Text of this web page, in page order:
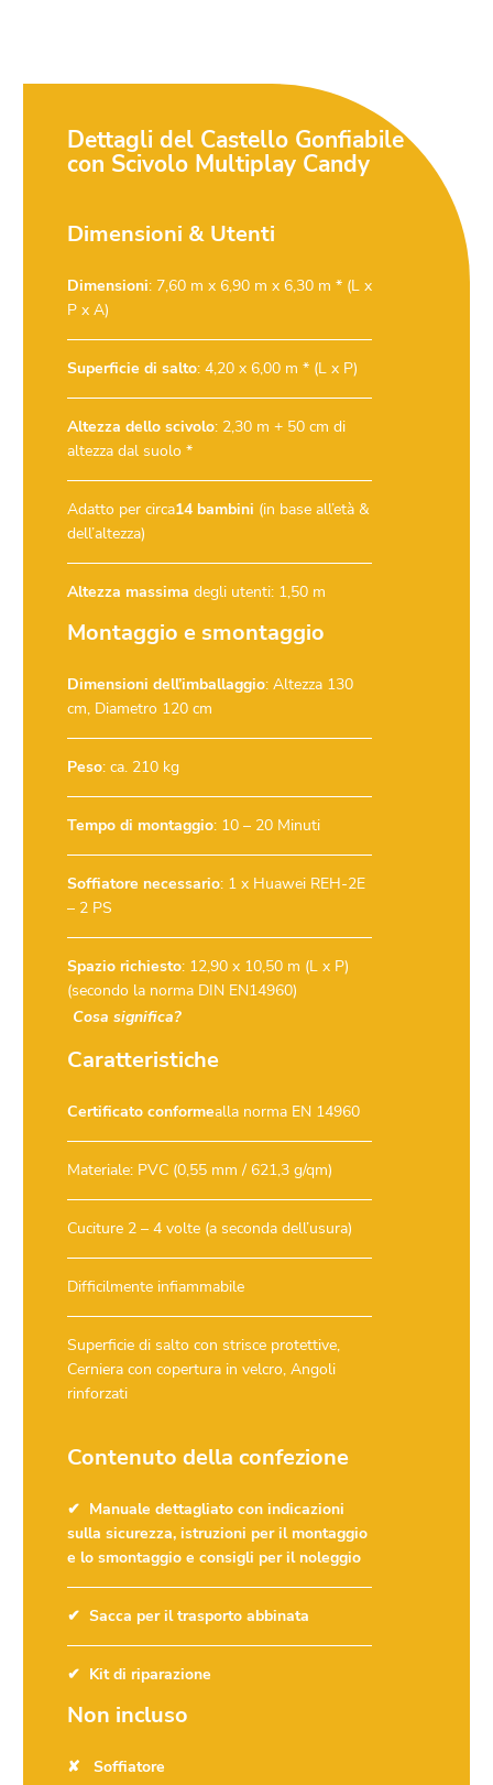
Dettagli del Castello Gonfiabile
con Scivolo Multiplay Candy
Dimensioni & Utenti
Dimensioni: 7,60 m x 6,90 m x 6,30 m * (L x
P x A)
Superficie di salto: 4,20 x 6,00 m * (L x P)
Altezza dello scivolo: 2,30 m + 50 cm di
altezza dal suolo *
Adatto per circa14 bambini (in base all’età &
dell’altezza)
Altezza massima degli utenti: 1,50 m
Montaggio e smontaggio
Dimensioni dell’imballaggio: Altezza 130
cm, Diametro 120 cm
Peso: ca. 210 kg
Tempo di montaggio: 10 – 20 Minuti
Soffiatore necessario: 1 x Huawei REH-2E
– 2 PS
Spazio richiesto: 12,90 x 10,50 m (L x P)
(secondo la norma DIN EN14960)
Cosa significa?
Caratteristiche
Certificato conformealla norma EN 14960
Materiale: PVC (0,55 mm / 621,3 g/qm)
Cuciture 2 – 4 volte (a seconda dell’usura)
Difficilmente infiammabile
Superficie di salto con strisce protettive,
Cerniera con copertura in velcro, Angoli
rinforzati
Contenuto della confezione
Manuale dettagliato con indicazioni
sulla sicurezza, istruzioni per il montaggio
e lo smontaggio e consigli per il noleggio
Sacca per il trasporto abbinata
Kit di riparazione
Non incluso
Soffiatore